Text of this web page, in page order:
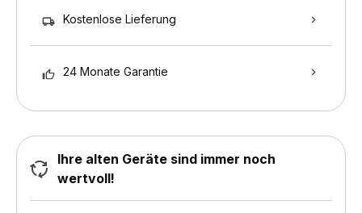
Kostenlose Lieferung
24 Monate Garantie
Ihre alten Geräte sind immer noch
wertvoll!